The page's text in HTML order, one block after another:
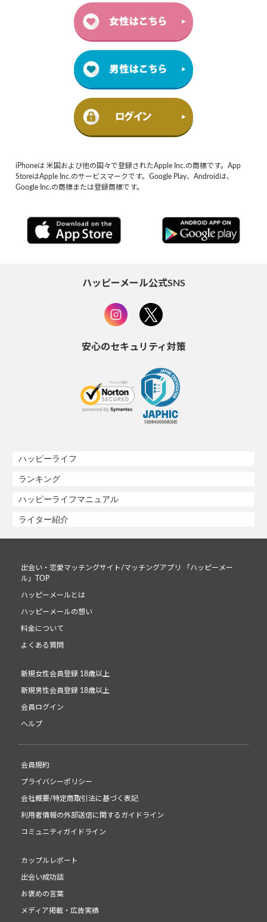
iPhoneは 米国および他の国々で登録されたApple Inc.の商標です。App
StoreはApple Inc.のサービスマークです。Google Play、Androidは、
Google Inc.の商標または登録商標です。
ハッピーメール公式SNS
安心のセキュリティ対策
ハッピーライフ
ランキング
ハッピーライフマニュアル
ライター紹介
出会い・恋愛マッチングサイト/マッチングアプリ 「ハッピーメー
ル」TOP
ハッピーメールとは
ハッピーメールの想い
料金について
よくある質問
新規女性会員登録 18歳以上
新規男性会員登録 18歳以上
会員ログイン
ヘルプ
会員規約
プライバシーポリシー
会社概要/特定商取引法に基づく表記
利用者情報の外部送信に関するガイドライン
コミュニティガイドライン
カップルレポート
出会い成功談
お褒めの言葉
メディア掲載・広告実績